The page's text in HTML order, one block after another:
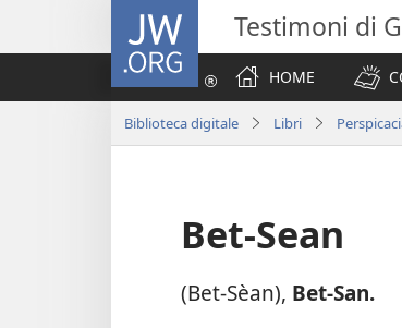
JW.ORG Testimoni di
HOME
Biblioteca digitale Libri
Bet-Sean
(Bet-Sèan), Bet-San.